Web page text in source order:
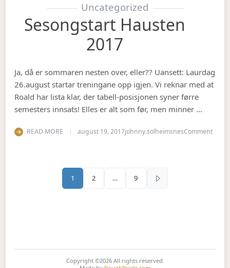
Uncategorized
Sesongstart Hausten
2017
Ja, då er sommaren nesten over, eller?? Uansett: Laurdag
26.august startar treningane opp igjen. Vi reknar med at
Roald har lista klar, der tabell-posisjonen syner førre
semesters innsats! Elles er alt som før, men minner …
READ MORE august 19, 2017johnny.solheimsnesCommenton
Sidepaginering
1 2 … 9
Copyright ©2026 All rights reserved.